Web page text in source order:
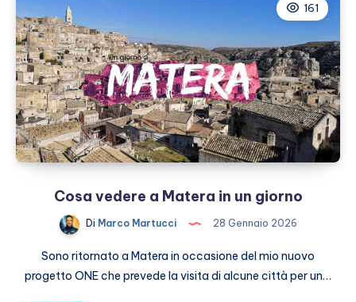
2026:
Le
date
161
Cosa vedere a Matera in un giorno
Di Marco Martucci 28 Gennaio 2026
Sono ritornato a Matera in occasione del mio nuovo
progetto ONE che prevede la visita di alcune città per un…